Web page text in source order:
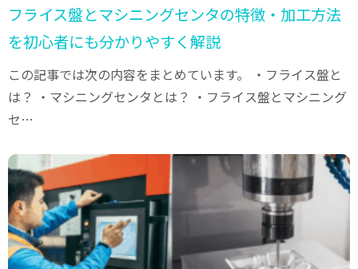
フライス盤とマシニングセンタの特徴・加工方法
を初心者にも分かりやすく解説
この記事では次の内容をまとめています。 ・フライス盤と
は？ ・マシニングセンタとは？ ・フライス盤とマシニング
セ…